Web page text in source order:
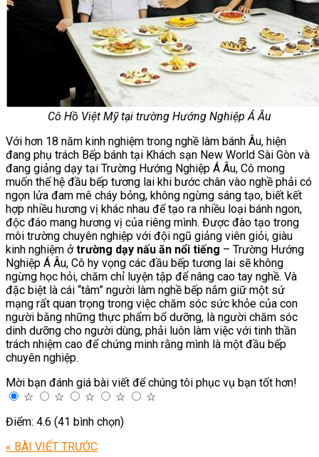
Cô Hồ Việt Mỹ tại trường Hướng Nghiệp Á Âu
Với hơn 18 năm kinh nghiệm trong nghề làm bánh Âu, hiện
đang phụ trách Bếp bánh tại Khách sạn New World Sài Gòn và
đang giảng dạy tại Trường Hướng Nghiệp Á Âu, Cô mong
muốn thế hệ đầu bếp tương lai khi bước chân vào nghề phải có
ngọn lửa đam mê cháy bỏng, không ngừng sáng tạo, biết kết
hợp nhiều hương vị khác nhau để tạo ra nhiều loại bánh ngon,
độc đáo mang hương vị của riêng mình. Được đào tạo trong
môi trường chuyên nghiệp với đội ngũ giảng viên giỏi, giàu
kinh nghiệm ởtrường dạy nấu ăn nổi tiếng – Trường Hướng
Nghiệp Á Âu, Cô hy vọng các đầu bếp tương lai sẽ không
ngừng học hỏi, chăm chỉ luyện tập để nâng cao tay nghề. Và
đặc biệt là cái “tâm” người làm nghề bếp nắm giữ một sứ
mạng rất quan trọng trong việc chăm sóc sức khỏe của con
người bằng những thực phẩm bổ dưỡng, là người chăm sóc
dinh dưỡng cho người dùng, phải luôn làm việc với tinh thần
trách nhiệm cao để chứng minh rằng mình là một đầu bếp
chuyên nghiệp.
Mời bạn đánh giá bài viết để chúng tôi phục vụ bạn tốt hơn!
☆
☆ ☆ ☆
☆
Điểm: 4.6 (41 bình chọn)
« BÀI VIẾT TRƯỚC